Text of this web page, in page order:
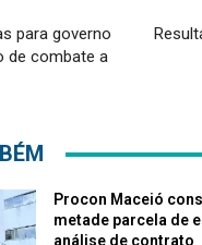
para governo
de combate a
Procon Maceió
metade parcela de
análise de contrato